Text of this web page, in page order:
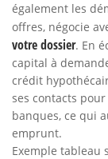
également les
offres, négocie
votre dossier. En
capital à
crédit
ses contacts
banques, ce qui
emprunt.
Exemple tableau